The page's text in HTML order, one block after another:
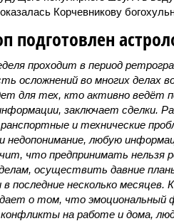
Корчевникову
подготовлен
проходит в период
осложнений во многих
для тех, кто активно ведёт
заключает сделки.
и технические
недопонимание, любую
что предпринимать нельзя
осуществить давние
в последние несколько
о том, что эмоциональный
на работе и дома,